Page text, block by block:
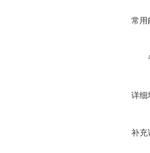
常用
详细
补充